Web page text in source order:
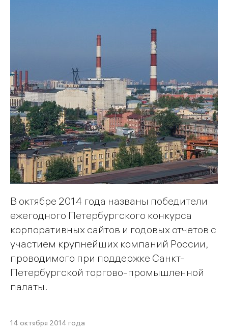
В октябре 2014 года названы победители
ежегодного Петербургского конкурса
корпоративных сайтов и годовых отчетов с
участием крупнейших компаний России,
проводимого при поддержке Санкт-
Петербургской торгово-промышленной
палаты.
14 октября 2014 года